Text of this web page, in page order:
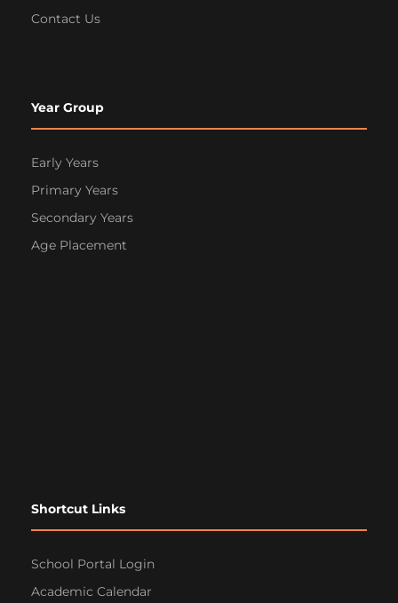
Contact Us
Year Group
Early Years
Primary Years
Secondary Years
Age Placement
Shortcut Links
School Portal Login
Academic Calendar